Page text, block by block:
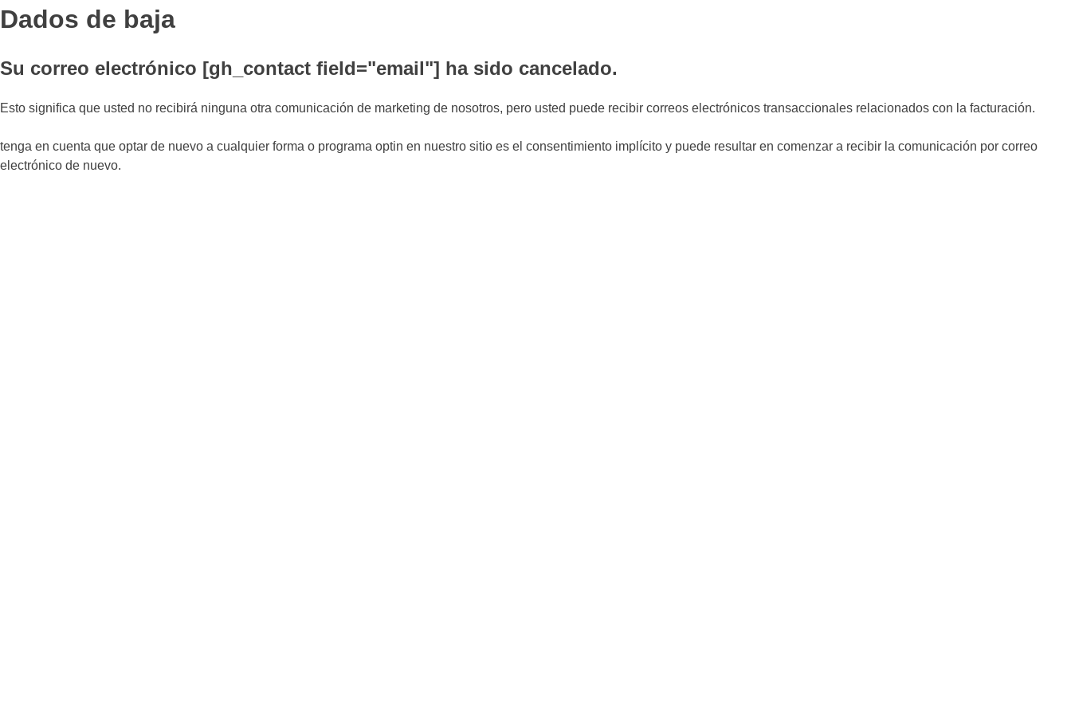
Dados de baja
Su correo electrónico [gh_contact field="email"] ha sido cancelado.
Esto significa que usted no recibirá ninguna otra comunicación de marketing de nosotros, pero usted puede recibir correos electrónicos transaccionales relacionados con la facturación.
tenga en cuenta que optar de nuevo a cualquier forma o programa optin en nuestro sitio es el consentimiento implícito y puede resultar en comenzar a recibir la comunicación por correo
electrónico de nuevo.